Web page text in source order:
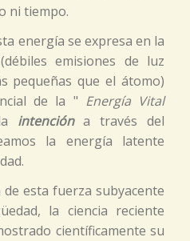
ni tiempo.
energía se expresa en la
emisiones de luz
pequeñas que el átomo)
de la " Energía Vital
intencióna través del
la energía latente
esta fuerza subyacente
la ciencia reciente
científicamente su